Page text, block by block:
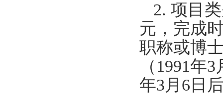
2. 项目
元，完成
职称或博
（1991年
年3月6日